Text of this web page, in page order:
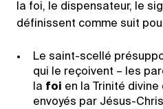
la foi, le dispensateur, le
définissent comme suit
Le saint-scellé
qui le reçoivent – les
la foi en la Trinité
envoyés par Jésus-